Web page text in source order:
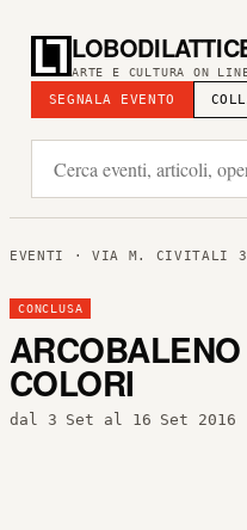
ARTE E CULTURA ON
SEGNALA EVENTO
EVENTI · VIA M. CIVITALI
CONCLUSA
COLORI
dal 3 Set al 16 Set 2016